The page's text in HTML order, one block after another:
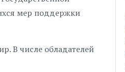
мер поддержки
В числе обладателей